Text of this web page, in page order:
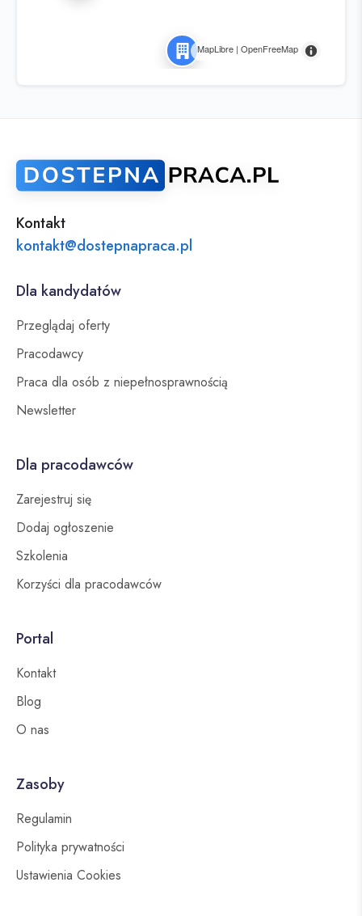
MapLibre | OpenFreeMap
Kontakt
kontakt@dostepnapraca.pl
Dla kandydatów
Przeglądaj oferty
Pracodawcy
Praca dla osób z niepełnosprawnością
Newsletter
Dla pracodawców
Zarejestruj się
Dodaj ogłoszenie
Szkolenia
Korzyści dla pracodawców
Portal
Kontakt
Blog
O nas
Zasoby
Regulamin
Polityka prywatności
Ustawienia Cookies